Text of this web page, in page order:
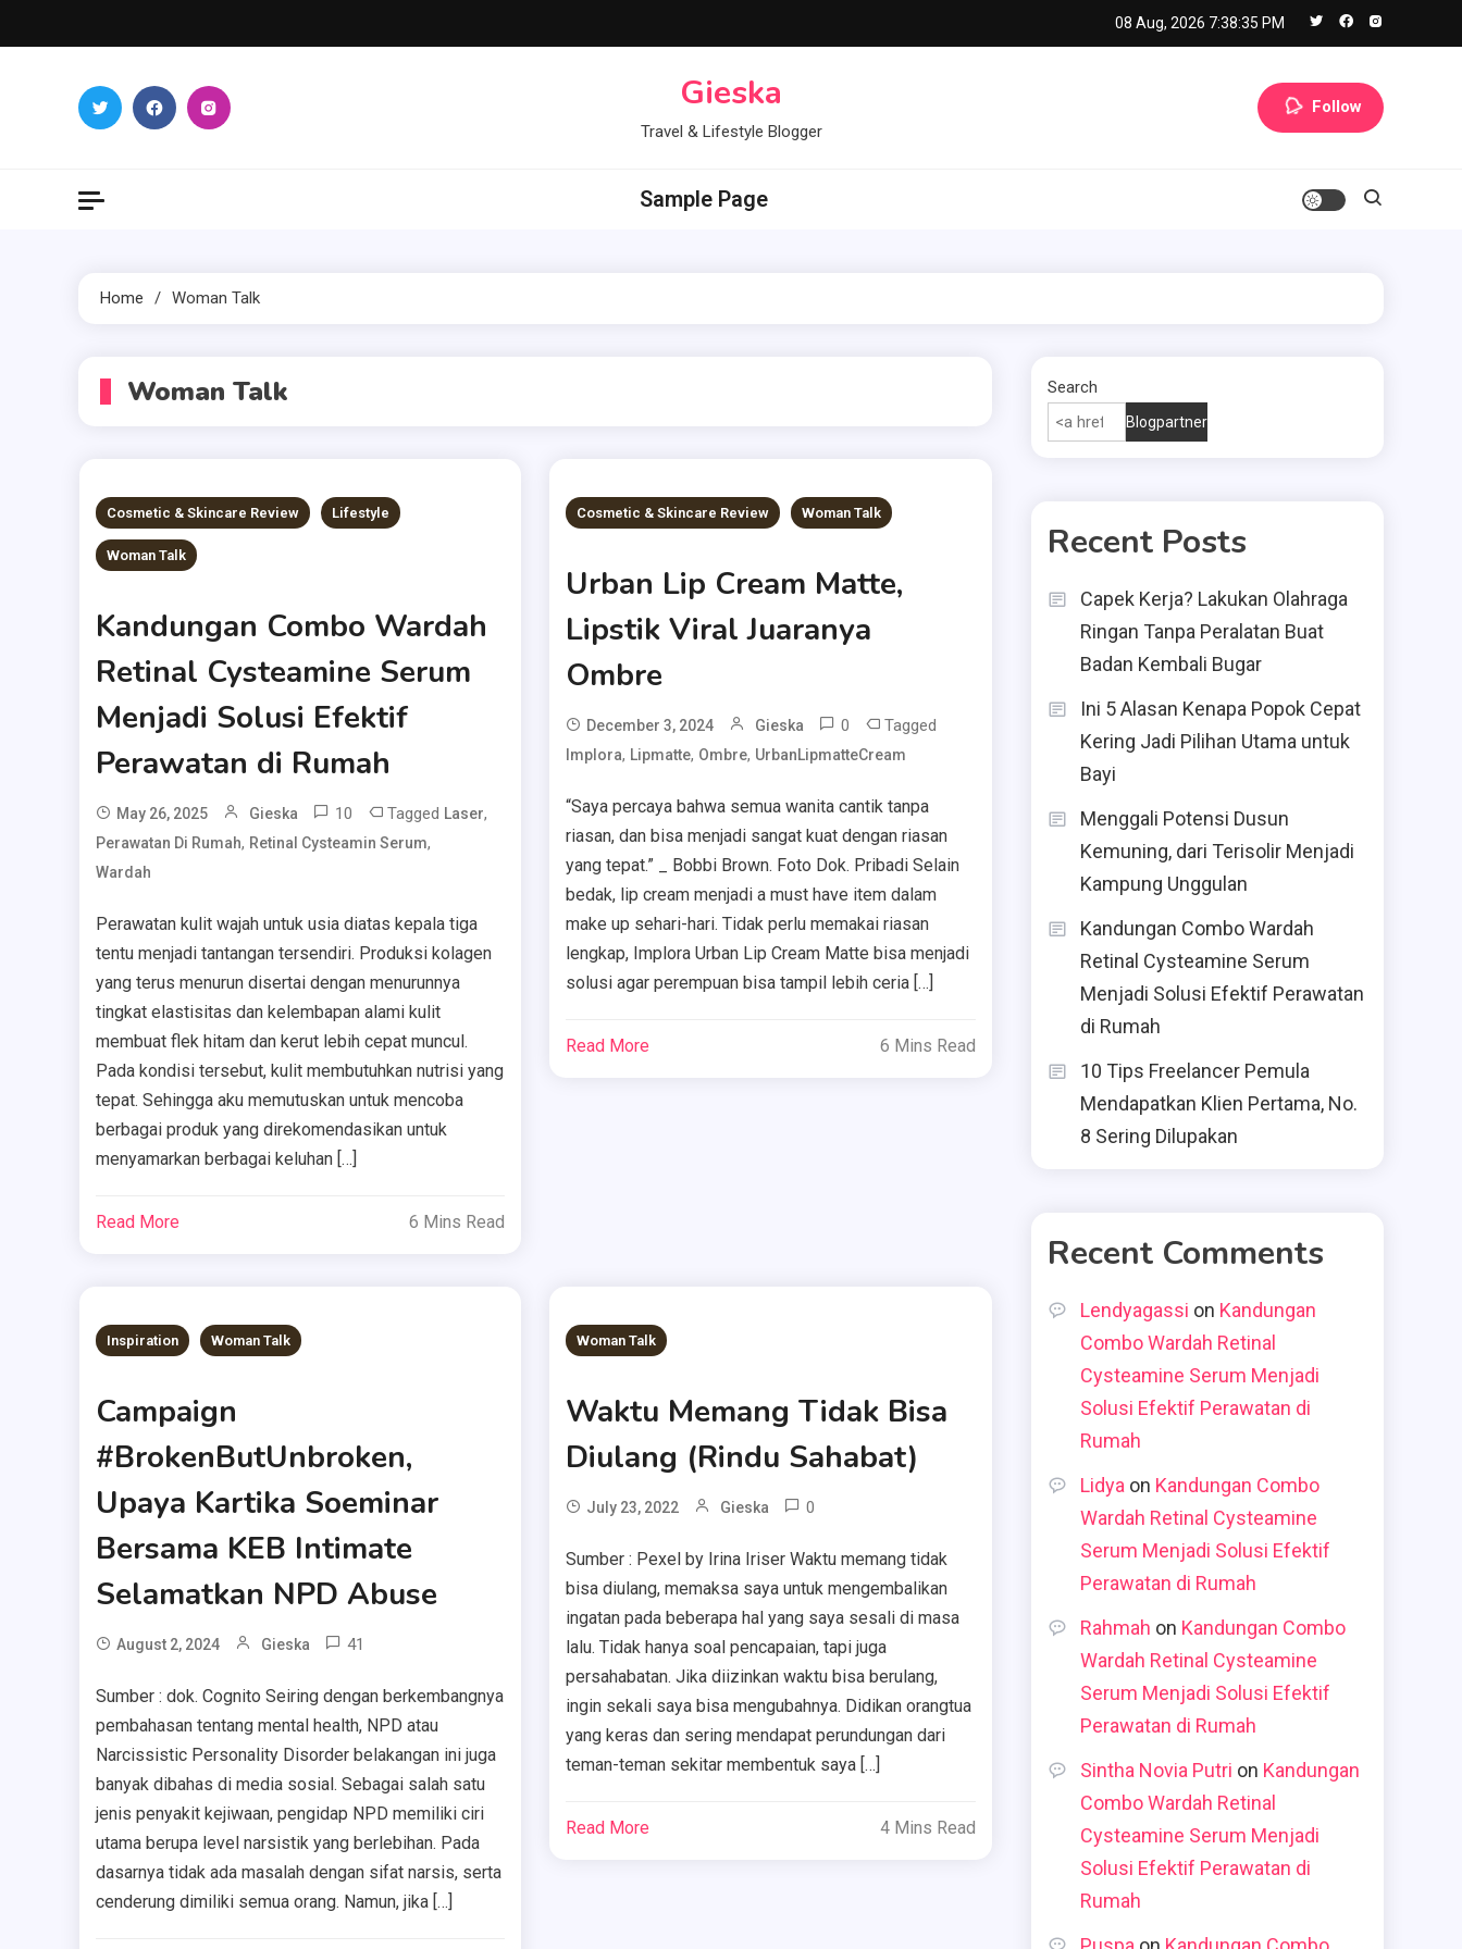
to
08 Aug, 2026 7:38:36 PM
Gieska
Travel & Lifestyle Blogger
Follow
Sample Page
Home Woman Talk
Woman Talk
Cosmetic & Skincare Review Lifestyle
Woman Talk
Kandungan Combo Wardah
Retinal Cysteamine Serum
Menjadi Solusi Efektif
Perawatan di Rumah
May 26, 2025 Gieska 10 Tagged Laser,
Perawatan Di Rumah, Retinal Cysteamin Serum,
Wardah
Perawatan kulit wajah untuk usia diatas kepala tiga
tentu menjadi tantangan tersendiri. Produksi kolagen
yang terus menurun disertai dengan menurunnya
tingkat elastisitas dan kelembapan alami kulit
membuat flek hitam dan kerut lebih cepat muncul.
Pada kondisi tersebut, kulit membutuhkan nutrisi yang
tepat. Sehingga aku memutuskan untuk mencoba
berbagai produk yang direkomendasikan untuk
menyamarkan berbagai keluhan […]
Read More 6 Mins Read
Cosmetic & Skincare Review Woman Talk
Urban Lip Cream Matte,
Lipstik Viral Juaranya
Ombre
December 3, 2024 Gieska 0 Tagged
Implora, Lipmatte, Ombre, UrbanLipmatteCream
“Saya percaya bahwa semua wanita cantik tanpa
riasan, dan bisa menjadi sangat kuat dengan riasan
yang tepat.” _ Bobbi Brown. Foto Dok. Pribadi Selain
bedak, lip cream menjadi a must have item dalam
make up sehari-hari. Tidak perlu memakai riasan
lengkap, Implora Urban Lip Cream Matte bisa menjadi
solusi agar perempuan bisa tampil lebih ceria […]
Read More 6 Mins Read
Inspiration Woman Talk
Campaign
#BrokenButUnbroken,
Upaya Kartika Soeminar
Bersama KEB Intimate
Selamatkan NPD Abuse
August 2, 2024 Gieska 41
Sumber : dok. Cognito Seiring dengan berkembangnya
pembahasan tentang mental health, NPD atau
Narcissistic Personality Disorder belakangan ini juga
banyak dibahas di media sosial. Sebagai salah satu
jenis penyakit kejiwaan, pengidap NPD memiliki ciri
utama berupa level narsistik yang berlebihan. Pada
dasarnya tidak ada masalah dengan sifat narsis, serta
cenderung dimiliki semua orang. Namun, jika […]
Woman Talk
Waktu Memang Tidak Bisa
Diulang (Rindu Sahabat)
July 23, 2022 Gieska 0
Sumber : Pexel by Irina Iriser Waktu memang tidak
bisa diulang, memaksa saya untuk mengembalikan
ingatan pada beberapa hal yang saya sesali di masa
lalu. Tidak hanya soal pencapaian, tapi juga
persahabatan. Jika diizinkan waktu bisa berulang,
ingin sekali saya bisa mengubahnya. Didikan orangtua
yang keras dan sering mendapat perundungan dari
teman-teman sekitar membentuk saya […]
Read More 4 Mins Read
Search
Blogpartner
Recent Posts
Capek Kerja? Lakukan Olahraga
Ringan Tanpa Peralatan Buat
Badan Kembali Bugar
Ini 5 Alasan Kenapa Popok Cepat
Kering Jadi Pilihan Utama untuk
Bayi
Menggali Potensi Dusun
Kemuning, dari Terisolir Menjadi
Kampung Unggulan
Kandungan Combo Wardah
Retinal Cysteamine Serum
Menjadi Solusi Efektif Perawatan
di Rumah
10 Tips Freelancer Pemula
Mendapatkan Klien Pertama, No.
8 Sering Dilupakan
Recent Comments
Lendyagassi on Kandungan
Combo Wardah Retinal
Cysteamine Serum Menjadi
Solusi Efektif Perawatan di
Rumah
Lidya on Kandungan Combo
Wardah Retinal Cysteamine
Serum Menjadi Solusi Efektif
Perawatan di Rumah
Rahmah on Kandungan Combo
Wardah Retinal Cysteamine
Serum Menjadi Solusi Efektif
Perawatan di Rumah
Sintha Novia Putri on Kandungan
Combo Wardah Retinal
Cysteamine Serum Menjadi
Solusi Efektif Perawatan di
Rumah